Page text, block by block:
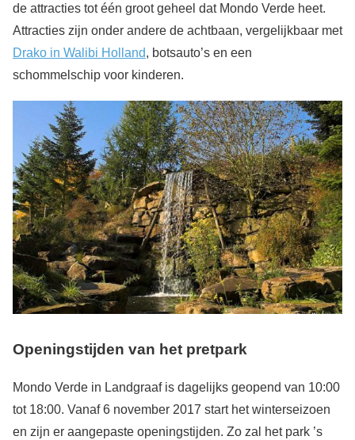
de attracties tot één groot geheel dat Mondo Verde heet.
Attracties zijn onder andere de achtbaan, vergelijkbaar met
Drako in Walibi Holland, botsauto’s en een
schommelschip voor kinderen.
Openingstijden van het pretpark
Mondo Verde in Landgraaf is dagelijks geopend van 10:00
tot 18:00. Vanaf 6 november 2017 start het winterseizoen
en zijn er aangepaste openingstijden. Zo zal het park ’s